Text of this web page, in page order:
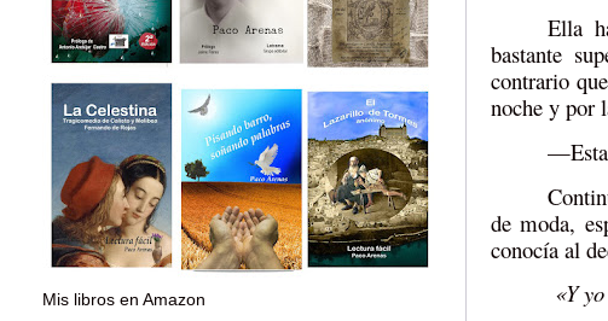
Ella
bastante
contrario
noche y por
de moda,
conocía al
«Y
Mis libros en Amazon